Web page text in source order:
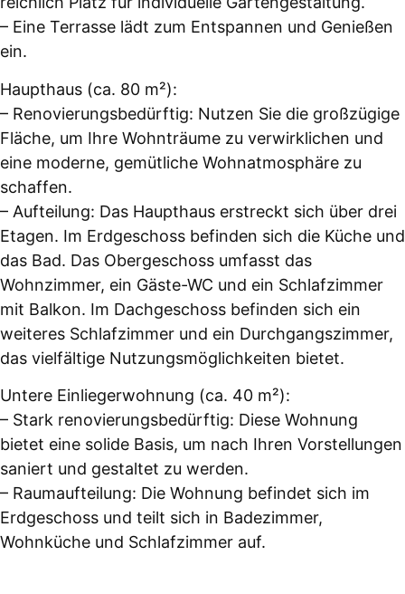
– Eine Terrasse lädt zum Entspannen und Genießen
ein.
Haupthaus (ca. 80 m²):
– Renovierungsbedürftig: Nutzen Sie die großzügige
Fläche, um Ihre Wohnträume zu verwirklichen und
eine moderne, gemütliche Wohnatmosphäre zu
schaffen.
– Aufteilung: Das Haupthaus erstreckt sich über drei
Etagen. Im Erdgeschoss befinden sich die Küche und
das Bad. Das Obergeschoss umfasst das
Wohnzimmer, ein Gäste-WC und ein Schlafzimmer
mit Balkon. Im Dachgeschoss befinden sich ein
weiteres Schlafzimmer und ein Durchgangszimmer,
das vielfältige Nutzungsmöglichkeiten bietet.
Untere Einliegerwohnung (ca. 40 m²):
– Stark renovierungsbedürftig: Diese Wohnung
bietet eine solide Basis, um nach Ihren Vorstellungen
saniert und gestaltet zu werden.
– Raumaufteilung: Die Wohnung befindet sich im
Erdgeschoss und teilt sich in Badezimmer,
Wohnküche und Schlafzimmer auf.